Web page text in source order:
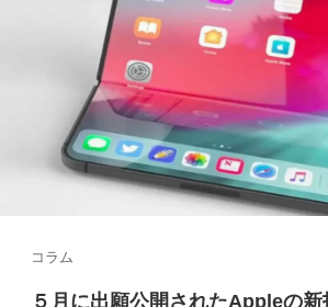
コラム
５月に出願公開されたAppleの